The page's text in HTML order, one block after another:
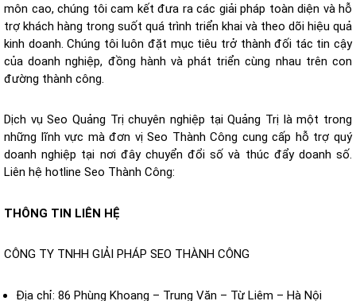
môn cao, chúng tôi cam kết đưa ra các giải pháp toàn diện và hỗ
trợ khách hàng trong suốt quá trình triển khai và theo dõi hiệu quả
kinh doanh. Chúng tôi luôn đặt mục tiêu trở thành đối tác tin cậy
của doanh nghiệp, đồng hành và phát triển cùng nhau trên con
đường thành công.
Dịch vụ Seo Quảng Trị chuyên nghiệp tại Quảng Trị là một trong
những lĩnh vực mà đơn vị Seo Thành Công cung cấp hỗ trợ quý
doanh nghiệp tại nơi đây chuyển đổi số và thúc đẩy doanh số.
Liên hệ hotline Seo Thành Công:
THÔNG TIN LIÊN HỆ
CÔNG TY TNHH GIẢI PHÁP SEO THÀNH CÔNG
Địa chỉ: 86 Phùng Khoang – Trung Văn – Từ Liêm – Hà Nội